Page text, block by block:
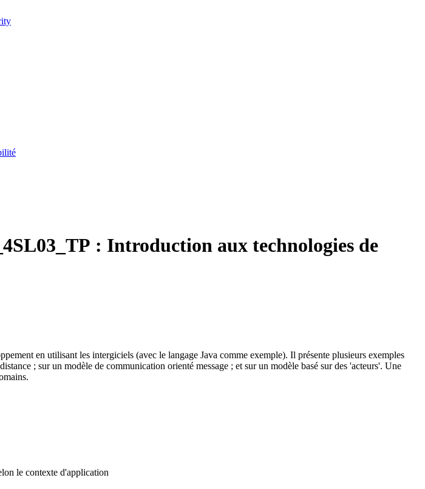
: Introduction aux technologies de
en utilisant les intergiciels (avec le langage Java comme exemple). Il présente plusieurs exemples
; sur un modèle de communication orienté message ; et sur un modèle basé sur des 'acteurs'. Une
le contexte d'application